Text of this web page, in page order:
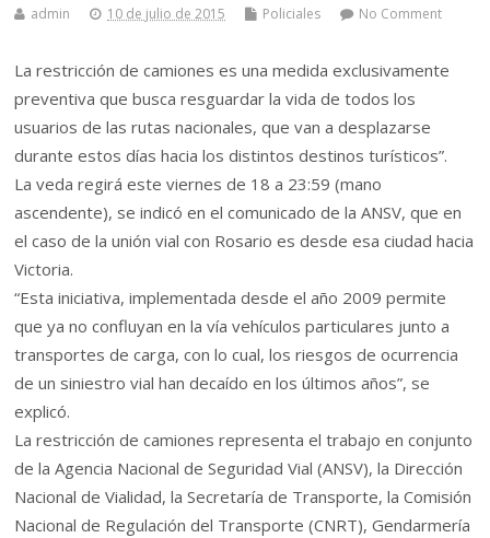
admin 10 de julio de 2015 Policiales No Comment
La restricción de camiones es una medida exclusivamente
preventiva que busca resguardar la vida de todos los
usuarios de las rutas nacionales, que van a desplazarse
durante estos días hacia los distintos destinos turísticos”.
La veda regirá este viernes de 18 a 23:59 (mano
ascendente), se indicó en el comunicado de la ANSV, que en
el caso de la unión vial con Rosario es desde esa ciudad hacia
Victoria.
“Esta iniciativa, implementada desde el año 2009 permite
que ya no confluyan en la vía vehículos particulares junto a
transportes de carga, con lo cual, los riesgos de ocurrencia
de un siniestro vial han decaído en los últimos años”, se
explicó.
La restricción de camiones representa el trabajo en conjunto
de la Agencia Nacional de Seguridad Vial (ANSV), la Dirección
Nacional de Vialidad, la Secretaría de Transporte, la Comisión
Nacional de Regulación del Transporte (CNRT), Gendarmería